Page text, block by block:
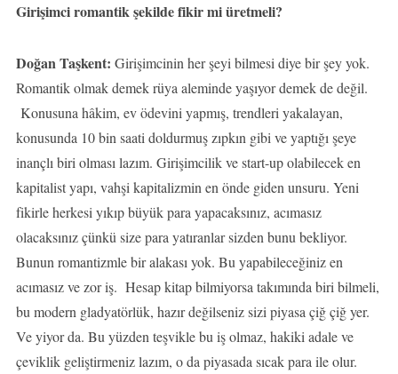
Girişimci romantik şekilde fikir mi üretmeli?
Doğan Taşkent: Girişimcinin her şeyi bilmesi diye bir şey yok.
Romantik olmak demek rüya aleminde yaşıyor demek de değil.
Konusuna hâkim, ev ödevini yapmış, trendleri yakalayan,
konusunda 10 bin saati doldurmuş zıpkın gibi ve yaptığı şeye
inançlı biri olması lazım. Girişimcilik ve start-up olabilecek en
kapitalist yapı, vahşi kapitalizmin en önde giden unsuru. Yeni
fikirle herkesi yıkıp büyük para yapacaksınız, acımasız
olacaksınız çünkü size para yatıranlar sizden bunu bekliyor.
Bunun romantizmle bir alakası yok. Bu yapabileceğiniz en
acımasız ve zor iş. Hesap kitap bilmiyorsa takımında biri bilmeli,
bu modern gladyatörlük, hazır değilseniz sizi piyasa çiğ çiğ yer.
Ve yiyor da. Bu yüzden teşvikle bu iş olmaz, hakiki adale ve
çeviklik geliştirmeniz lazım, o da piyasada sıcak para ile olur.